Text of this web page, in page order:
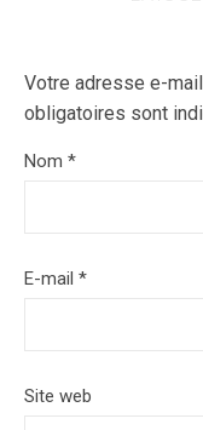
Votre adresse e-
obligatoires sont
Nom *
E-mail *
Site web